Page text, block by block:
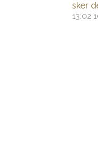
sker
13:02